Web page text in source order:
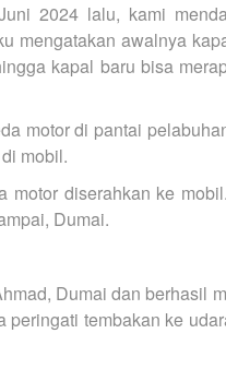
2024 lalu, kami
mengatakan awalnya
kapal baru bisa
motor di pantai
mobil.
diserahkan ke
Dumai.
Dumai dan berhasil
tembakan ke